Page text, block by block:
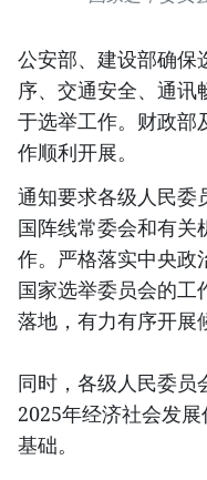
公安部、建设部确保
序、交通安全、通讯
于选举工作。财政部
作顺利开展。
通知要求各级人民委
国阵线常委会和有关
作。严格落实中央政
国家选举委员会的工
落地，有力有序开展
同时，各级人民委员
2025年经济社会发
基础。